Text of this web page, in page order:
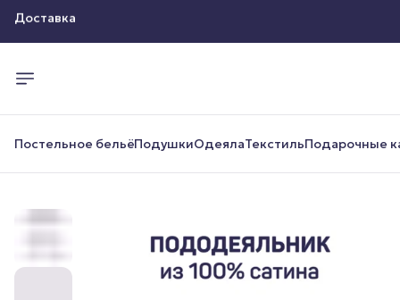
Доставка
Постельное бельёПодушкиОдеялаТекстильПодарочные